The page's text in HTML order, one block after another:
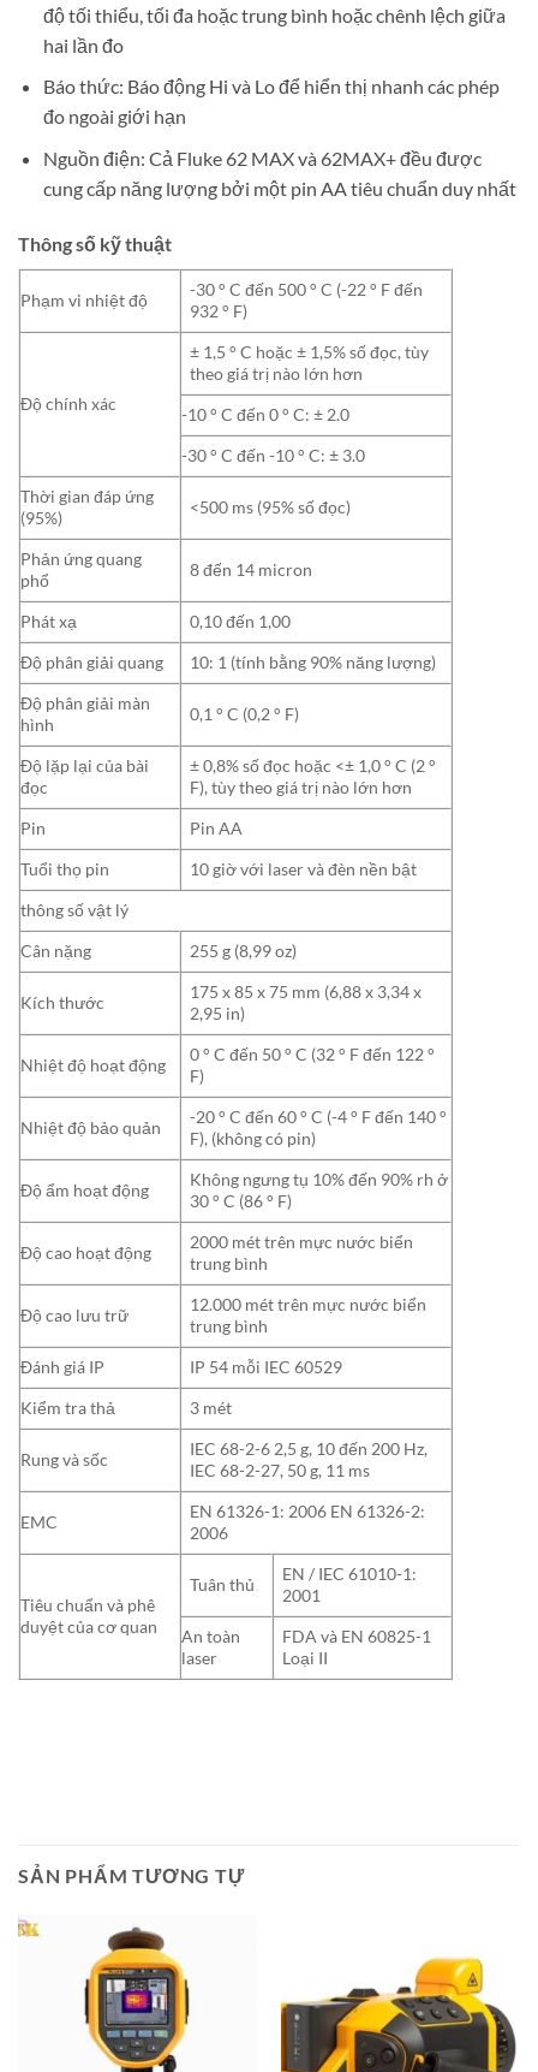
độ tối thiểu, tối đa hoặc trung bình hoặc chênh lệch giữa
hai lần đo
Báo thức: Báo động Hi và Lo để hiển thị nhanh các phép
đo ngoài giới hạn
Nguồn điện: Cả Fluke 62 MAX và 62MAX+ đều được
cung cấp năng lượng bởi một pin AA tiêu chuẩn duy nhất
Thông số kỹ thuật
Phạm vi nhiệt độ
-30 ° C đến 500 ° C (-22 ° F đến
932 ° F)
Độ chính xác
± 1,5 ° C hoặc ± 1,5% số đọc, tùy
theo giá trị nào lớn hơn
-10 ° C đến 0 ° C: ± 2.0
-30 ° C đến -10 ° C: ± 3.0
Thời gian đáp ứng
(95%)
<500 ms (95% số đọc)
Phản ứng quang
phổ
8 đến 14 micron
Phát xạ
0,10 đến 1,00
Độ phân giải quang
10: 1 (tính bằng 90% năng lượng)
Độ phân giải màn
hình
0,1 ° C (0,2 ° F)
Độ lặp lại của bài
đọc
± 0,8% số đọc hoặc <± 1,0 ° C (2 °
F), tùy theo giá trị nào lớn hơn
Pin
Pin AA
Tuổi thọ pin
10 giờ với laser và đèn nền bật
thông số vật lý
Cân nặng
255 g (8,99 oz)
Kích thước
175 x 85 x 75 mm (6,88 x 3,34 x
2,95 in)
Nhiệt độ hoạt động
0 ° C đến 50 ° C (32 ° F đến 122 °
F)
Nhiệt độ bảo quản
-20 ° C đến 60 ° C (-4 ° F đến 140 °
F), (không có pin)
Độ ẩm hoạt động
Không ngưng tụ 10% đến 90% rh ở
30 ° C (86 ° F)
Độ cao hoạt động
2000 mét trên mực nước biển
trung bình
Độ cao lưu trữ
12.000 mét trên mực nước biển
trung bình
Đánh giá IP
IP 54 mỗi IEC 60529
Kiểm tra thả
3 mét
Rung và sốc
IEC 68-2-6 2,5 g, 10 đến 200 Hz,
IEC 68-2-27, 50 g, 11 ms
EMC
EN 61326-1: 2006 EN 61326-2:
2006
Tiêu chuẩn và phê
duyệt của cơ quan
Tuân thủ
EN / IEC 61010-1:
2001
An toàn
laser
FDA và EN 60825-1
Loại II
SẢN PHẨM TƯƠNG TỰ